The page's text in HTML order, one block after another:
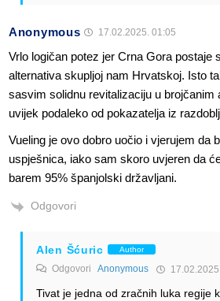
Anonymous 17.02.2025. 01:05
Vrlo logičan potez jer Crna Gora postaje
alternativa skupljoj nam Hrvatskoj. Isto
sasvim solidnu revitalizaciju u brojčanim
uvijek podaleko od pokazatelja iz
Vueling je ovo dobro uočio i vjerujem da
uspješnica, iako sam skoro uvjeren da
barem 95% španjolski državljani.
Odgovori
Alen Šćuric Author
Odgovori Anonymous
Tivat je jedna od zračnih luka regije